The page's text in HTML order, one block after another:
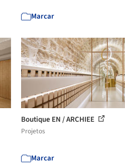
Marcar
Boutique EN / ARCHIEE
Projetos
Marcar